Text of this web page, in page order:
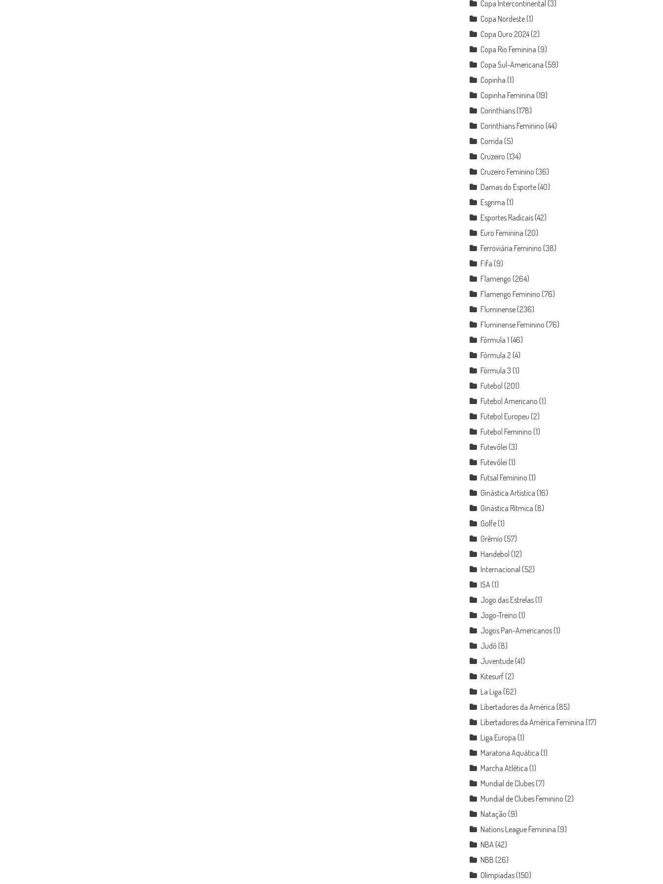
Copa Intercontinental (3)
Copa Nordeste (1)
Copa Ouro 2024(2)
Copa Rio Feminina (9)
Copa Sul-Americana (59)
Copinha (1)
Copinha Feminina (19)
Corinthians (178)
Corinthians Feminino (44)
Corrida (5)
Cruzeiro (134)
Cruzeiro Feminino (36)
Damas do Esporte (40)
Esgrima (1)
Esportes Radicais (42)
Euro Feminina (20)
Ferroviária Feminino (38)
Fifa (9)
Flamengo (264)
Flamengo Feminino (76)
Fluminense (236)
Fluminense Feminino (76)
Fórmula 1 (46)
Fórmula 2 (4)
Fórmula 3 (1)
Futebol (201)
Futebol Americano (1)
Futebol Europeu (2)
Futebol Feminino (1)
Futevôlei (3)
Futevôlei (1)
Futsal Feminino (1)
Ginástica Artística (16)
Ginástica Rítmica (8)
Golfe (1)
Grêmio (57)
Handebol (12)
Internacional (52)
ISA (1)
Jogo das Estrelas (1)
Jogo-Treino (1)
Jogos Pan-Americanos (1)
Judô (8)
Juventude (41)
Kitesurf (2)
La Liga (62)
Libertadores da América (85)
Libertadores da América Feminina (17)
Liga Europa (1)
Maratona Aquática (1)
Marcha Atlética (1)
Mundial de Clubes (7)
Mundial de Clubes Feminino (2)
Natação (9)
Nations League Feminina (9)
NBA (42)
NBB (26)
Olimpíadas (150)